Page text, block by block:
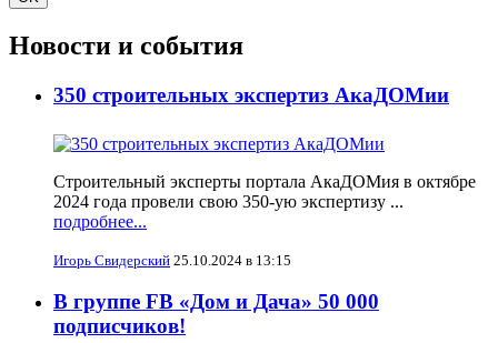
Новости и события
350 строительных экспертиз АкаДОМии
Строительный эксперты портала АкаДОМия в октябре
2024 года провели свою 350-ую экспертизу ...
подробнее...
Игорь Свидерский 25.10.2024 в 13:15
В группе FB «Дом и Дача» 50 000
подписчиков!